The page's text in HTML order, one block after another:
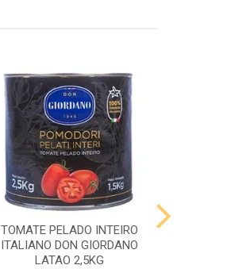
TOMATE PELADO INTEIRO
ITALIANO DON GIORDANO
LATAO 2,5KG